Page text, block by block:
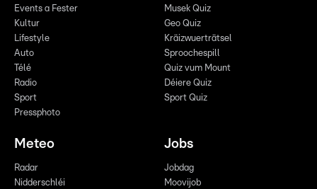
Events a Fester
Kultur
Lifestyle
Auto
Télé
Radio
Sport
Pressphoto
Musek Quiz
Geo Quiz
Kräizwuerträtsel
Sproochespill
Quiz vum Mount
Déiere Quiz
Sport Quiz
Meteo
Radar
Nidderschléi
Jobs
Jobdag
Moovijob